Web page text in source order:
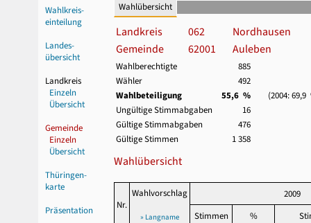
Wahlkreis-
einteilung
Landes-
übersicht
Landkreis
Einzeln
Übersicht
Gemeinde
Einzeln
Übersicht
Thüringen-
karte
Präsentation
Wahlübersicht
Landkreis 062
Nordhausen
Gemeinde
62001 Auleben
Wahlberechtigte
885
Wähler
492
Wahlbeteiligung
55,6 %
(2004: 69,9
Ungültige Stimmabgaben
16
Gültige Stimmabgaben
476
Gültige Stimmen
1 358
Wahlübersicht
Nr.
Wahlvorschlag
» Langname
2009
Stimmen
%